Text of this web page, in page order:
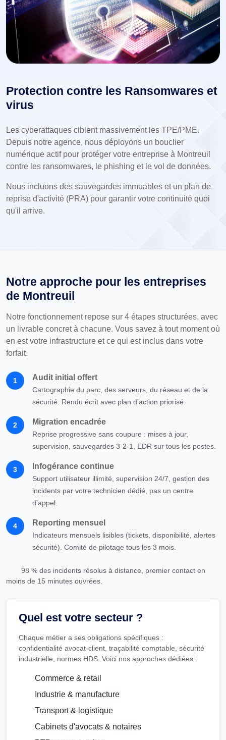
Protection contre les Ransomwares et
virus
Les cyberattaques ciblent massivement les TPE/PME.
Depuis notre agence, nous déployons un bouclier
numérique actif pour protéger votre entreprise à Montreuil
contre les ransomwares, le phishing et le vol de données.
Nous incluons des sauvegardes immuables et un plan de
reprise d'activité (PRA) pour garantir votre continuité quoi
qu'il arrive.
Notre approche pour les entreprises
de Montreuil
Notre fonctionnement repose sur 4 étapes structurées, avec
un livrable concret à chacune. Vous savez à tout moment où
en est votre infrastructure et ce qui est inclus dans votre
forfait.
1 Audit initial offert
Cartographie du parc, des serveurs, du réseau et de la
sécurité. Rendu écrit avec plan d'action priorisé.
2 Migration encadrée
Reprise progressive sans coupure : mises à jour,
supervision, sauvegardes 3-2-1, EDR sur tous les postes.
3 Infogérance continue
Support utilisateur illimité, supervision 24/7, gestion des
incidents par votre technicien dédié, pas un centre
d'appel.
4 Reporting mensuel
Indicateurs mensuels lisibles (tickets, disponibilité, alertes
sécurité). Comité de pilotage tous les 3 mois.
98 % des incidents résolus à distance, premier contact en
moins de 15 minutes ouvrées.
Quel est votre secteur ?
Chaque métier a ses obligations spécifiques :
confidentialité avocat-client, traçabilité comptable, sécurité
industrielle, normes HDS. Voici nos approches dédiées :
Commerce & retail
Industrie & manufacture
Transport & logistique
Cabinets d'avocats & notaires